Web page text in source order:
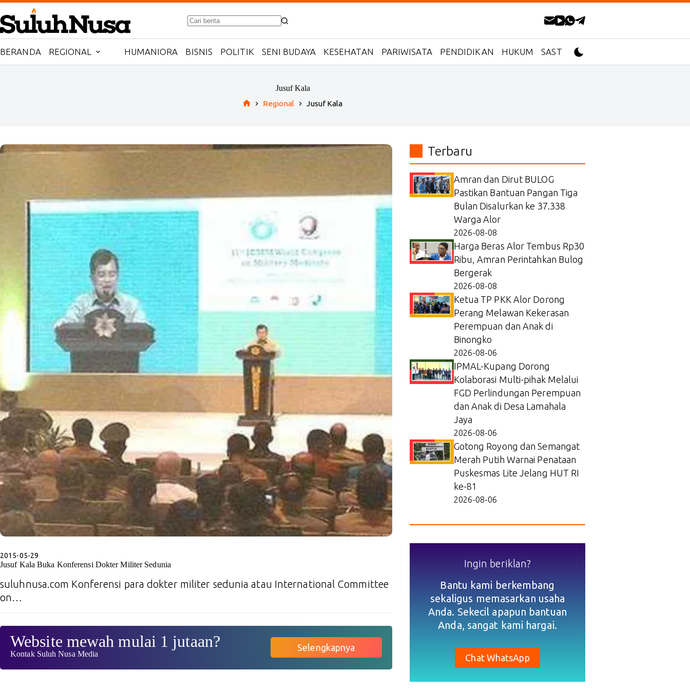
Skip
to
content
No
BERANDA REGIONAL HUMANIORA BISNIS POLITIK SENI BUDAYA KESEHATAN PARIWISATA PENDIDIKAN HUKUM SASTRA
Jusuf Kala
Regional Jusuf Kala
2015-05-29
Jusuf Kala Buka Konferensi Dokter Militer Sedunia
suluhnusa.com Konferensi para dokter militer sedunia atau International Committee
on…
Website mewah mulai 1 jutaan?
Kontak Suluh Nusa Media
Selengkapnya
Terbaru
Amran dan Dirut BULOG
Pastikan Bantuan Pangan Tiga
Bulan Disalurkan ke 37.338
Warga Alor
2026-08-08
Harga Beras Alor Tembus Rp30
Ribu, Amran Perintahkan Bulog
Bergerak
2026-08-08
Ketua TP PKK Alor Dorong
Perang Melawan Kekerasan
Perempuan dan Anak di
Binongko
2026-08-06
IPMAL-Kupang Dorong
Kolaborasi Multi-pihak Melalui
FGD Perlindungan Perempuan
dan Anak di Desa Lamahala
Jaya
2026-08-06
Gotong Royong dan Semangat
Merah Putih Warnai Penataan
Puskesmas Lite Jelang HUT RI
ke-81
2026-08-06
Ingin beriklan?
Bantu kami berkembang
sekaligus memasarkan usaha
Anda. Sekecil apapun bantuan
Anda, sangat kami hargai.
Chat WhatsApp